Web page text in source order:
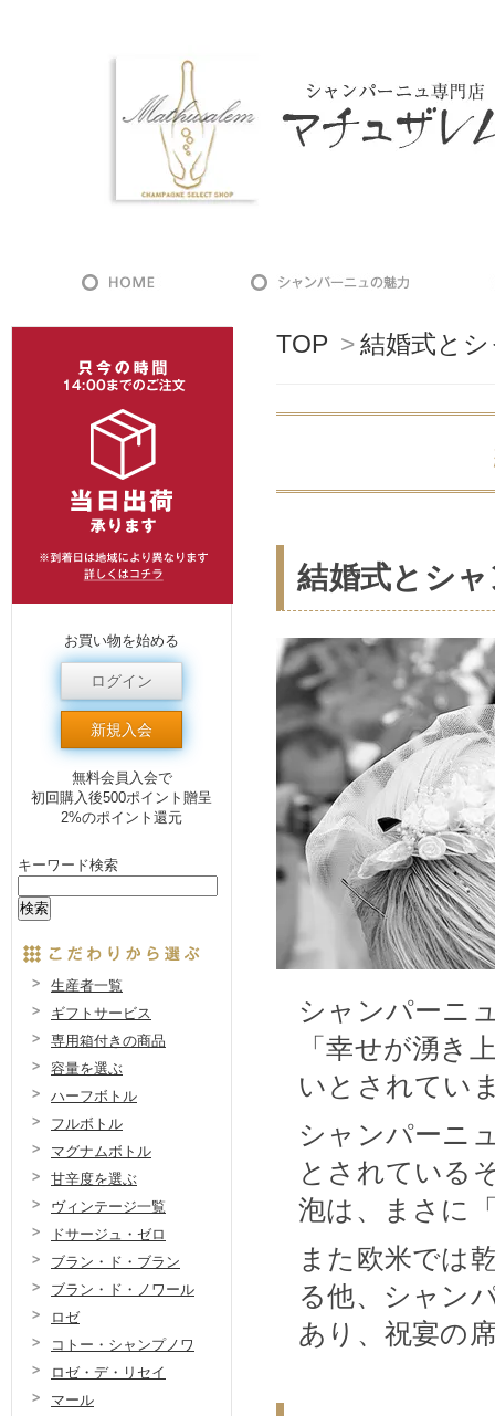
TOP >結婚式と
結婚式とシ
シャンパーニ
「幸せが湧き
いとされてい
シャンパーニ
とされている
泡は、まさに
また欧米では
る他、シャン
あり、祝宴の
お買い物を始める
ログイン
新規入会
無料会員入会で
初回購入後500ポイント贈呈
2%のポイント還元
キーワード検索
生産者一覧
ギフトサービス
専用箱付きの商品
容量を選ぶ
ハーフボトル
フルボトル
マグナムボトル
甘辛度を選ぶ
ヴィンテージ一覧
ドサージュ・ゼロ
ブラン・ド・ブラン
ブラン・ド・ノワール
ロゼ
コトー・シャンプノワ
ロゼ・デ・リセイ
マール